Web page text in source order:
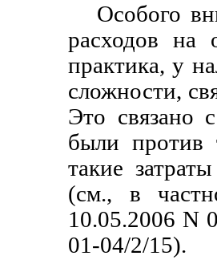
Особого
расходов на
практика, у
сложности,
Это связано
были против
такие
(см., в
10.05.2006 N
01-04/2/15).